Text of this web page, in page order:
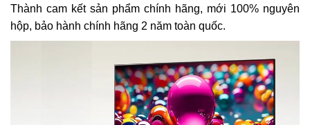
Thành cam kết sản phẩm chính hãng, mới 100% nguyên
hộp, bảo hành chính hãng 2 năm toàn quốc.